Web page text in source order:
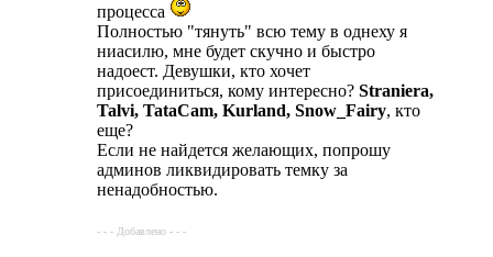
процесса
Полностью "тянуть" всю тему в однеху я
ниасилю, мне будет скучно и быстро
надоест. Девушки, кто хочет
присоединиться, кому интересно? Straniera,
Talvi, TataCam, Kurland, Snow_Fairy, кто
еще?
Если не найдется желающих, попрошу
админов ликвидировать темку за
ненадобностью.
- - - Добавлено - - -